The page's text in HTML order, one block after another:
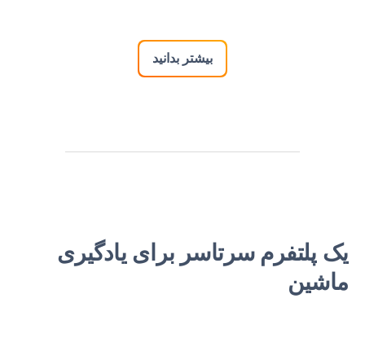
بیشتر بدانید
یک پلتفرم سرتاسر برای یادگیری
ماشین